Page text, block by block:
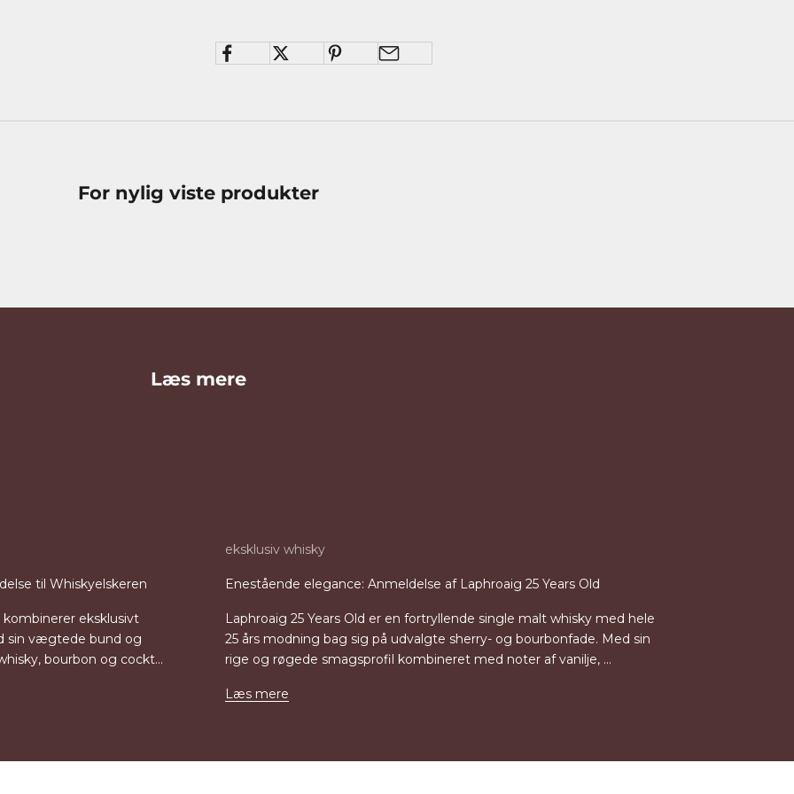
For nylig viste produkter
Læs mere
til Whiskyelskeren
kombinerer eksklusivt
sin vægtede bund og
bourbon og cockt...
eksklusiv whisky
Enestående elegance: Anmeldelse af Laphroaig 25 Years Old
Laphroaig 25 Years Old er en fortryllende single malt whisky med hele
25 års modning bag sig på udvalgte sherry- og bourbonfade. Med sin
rige og røgede smagsprofil kombineret med noter af vanilje, ...
Læs mere